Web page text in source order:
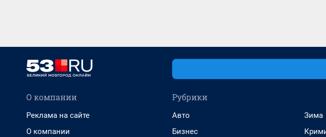
О компании
Реклама на сайте
О компании
Рубрики
Авто
Бизнес
Зима